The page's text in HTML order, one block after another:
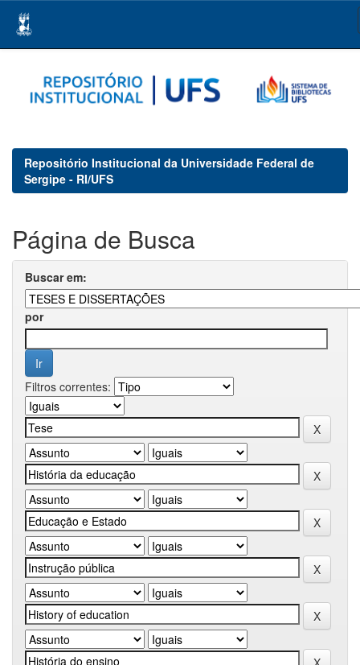
navigation
Repositório Institucional da Universidade Federal de
Sergipe - RI/UFS
Página de Busca
Buscar em:
por
Filtros correntes: